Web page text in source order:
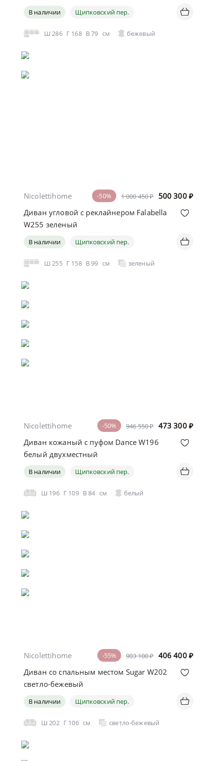
В наличии Щипковский пер.
Ш 286 Г 168 В79 см бежевый
1 000 450 ₽ 500 300 ₽
-50%
Nicolettihome
Диван угловой с реклайнером Falabella
W255 зеленый
В наличии Щипковский пер.
Ш 255 Г 158 В99 см зеленый
946 550 ₽ 473 300 ₽
-50%
Nicolettihome
Диван кожаный с пуфом Dance W196
белый двухместный
В наличии Щипковский пер.
Ш 196 Г 109 В84 см белый
903 100 ₽ 406 400 ₽
-55%
Nicolettihome
Диван со спальным местом Sugar W202
светло-бежевый
В наличии Щипковский пер.
Ш 202 Г 106 см светло-бежевый